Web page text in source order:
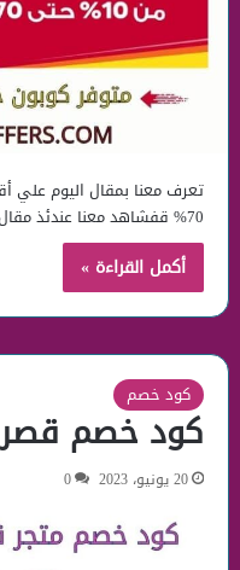
تعرف معنا بمقال اليوم
70% قفشاهد معنا عندئذ مقال اليوم حيث سنعرض لك…
أكمل القراءة »
كود خصم
كود خصم قصر
20 يونيو، 2023 0